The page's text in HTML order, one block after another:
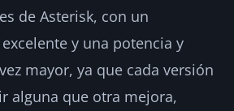
de Asterisk, con un
y una potencia y
mayor, ya que cada versión
alguna que otra mejora,